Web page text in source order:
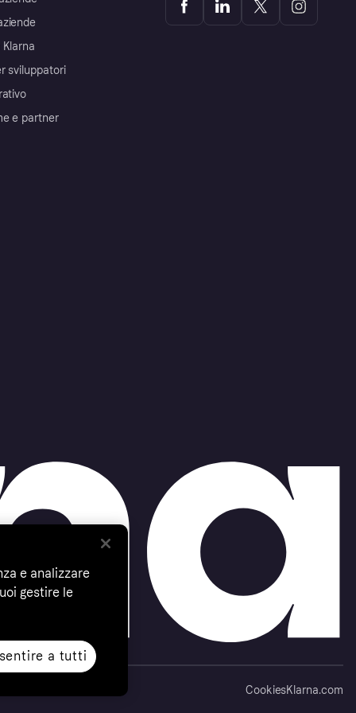
sviluppatori
e partner
CookiesKlarna.com
e analizzare
gestire le
a tutti